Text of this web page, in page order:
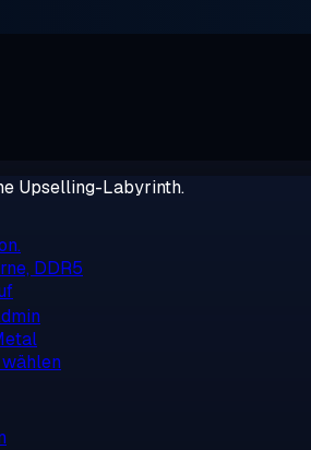
Upselling-Labyrinth.
DDR5